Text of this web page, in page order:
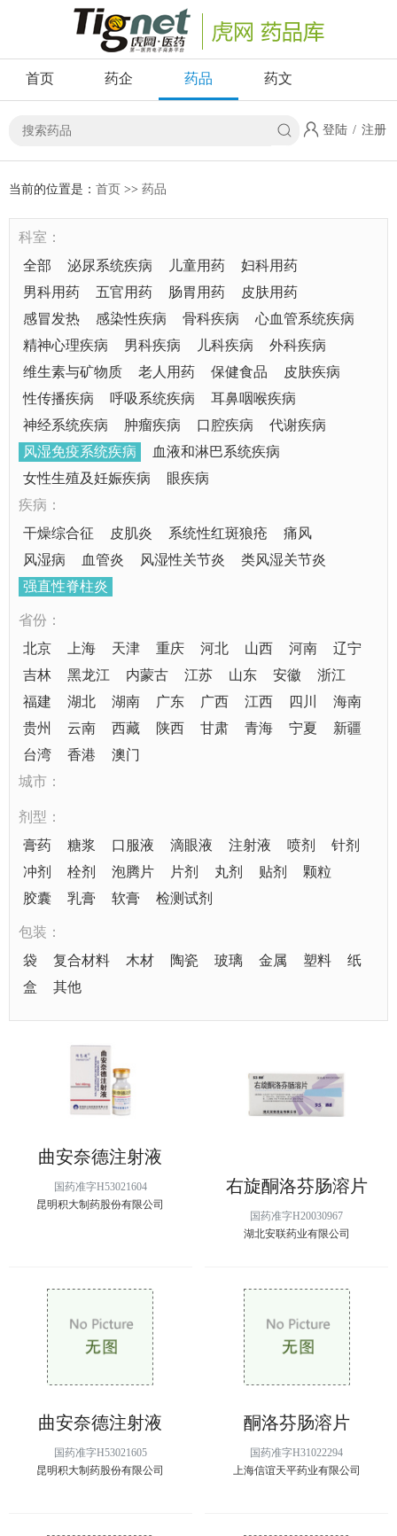
首页 药企 药品 药文
登陆 / 注册
当前的位置是： 首页 >> 药品
科室：
全部
泌尿系统疾病 儿童用药
妇科用药
男科用药
五官用药 肠胃用药
皮肤用药
感冒发热
感染性疾病 骨科疾病
心血管系统疾病
精神心理疾病
男科疾病 儿科疾病
外科疾病
维生素与矿物质
老人用药 保健食品
皮肤疾病
性传播疾病
呼吸系统疾病
耳鼻咽喉疾病
神经系统疾病
肿瘤疾病 口腔疾病
代谢疾病
风湿免疫系统疾病
血液和淋巴系统疾病
女性生殖及妊娠疾病
眼疾病
疾病：
干燥综合征
皮肌炎 系统性红斑狼疮
痛风
风湿病
血管炎 风湿性关节炎
类风湿关节炎
强直性脊柱炎
省份：
北京
上海 天津 重庆 河北 山西 河南
辽宁
吉林
黑龙江 内蒙古 江苏 山东 安徽
浙江
福建
湖北 湖南 广东 广西 江西 四川
海南
贵州
云南 西藏 陕西 甘肃 青海 宁夏
新疆
台湾
香港
澳门
城市：
剂型：
膏药
糖浆 口服液 滴眼液 注射液 喷剂
针剂
冲剂
栓剂 泡腾片 片剂 丸剂 贴剂
颗粒
胶囊
乳膏 软膏 检测试剂
包装：
袋
复合材料 木材 陶瓷 玻璃 金属 塑料
纸
盒
其他
曲安奈德注射液
国药准字H53021604
昆明积大制药股份有限公司
右旋酮洛芬肠溶片
国药准字H20030967
湖北安联药业有限公司
曲安奈德注射液
国药准字H53021605
昆明积大制药股份有限公司
酮洛芬肠溶片
国药准字H31022294
上海信谊天平药业有限公司